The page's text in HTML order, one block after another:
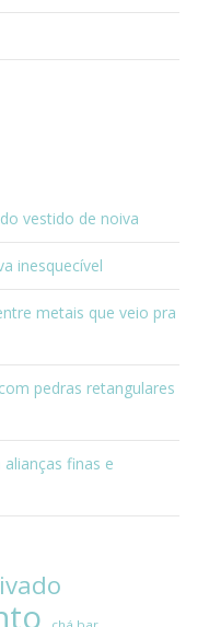
vestido de noiva
inesquecível
metais que veio pra
pedras retangulares
finas e